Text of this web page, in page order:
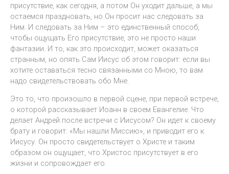
присутствие, как сегодня, а потом Он уходит дальше, а мы
остаемся праздновать, но Он просит нас следовать за
Ним. И следовать за Ним – это единственный способ,
чтобы ощущать Его присутствие, это не просто наши
фантазии. И то, как это происходит, может оказаться
странным, но опять Сам Иисус об этом говорит: если вы
хотите оставаться тесно связанными со Мною, то вам
надо свидетельствовать обо Мне.
Это то, что произошло в первой сцене, при первой встрече,
о которой рассказывает Иоанн в своем Евангелие. Что
делает Андрей после встречи с Иисусом? Он идет к своему
брату и говорит: «Мы нашли Миссию», и приводит его к
Иисусу. Он просто свидетельствует о Христе и таким
образом он ощущает, что Христос присутствует в его
жизни и сопровождает его.